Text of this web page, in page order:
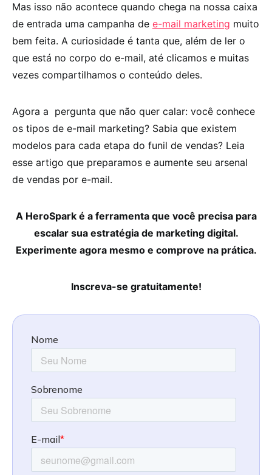
Mas isso não acontece quando chega na nossa caixa
de entrada uma campanha de e-mail marketing muito
bem feita. A curiosidade é tanta que, além de ler o
que está no corpo do e-mail, até clicamos e muitas
vezes compartilhamos o conteúdo deles.
Agora a pergunta que não quer calar: você conhece
os tipos de e-mail marketing? Sabia que existem
modelos para cada etapa do funil de vendas? Leia
esse artigo que preparamos e aumente seu arsenal
de vendas por e-mail.
A HeroSpark é a ferramenta que você precisa para
escalar sua estratégia de marketing digital.
Experimente agora mesmo e comprove na prática.
Inscreva-se gratuitamente!